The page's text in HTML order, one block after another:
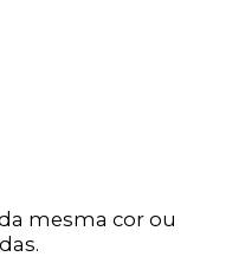
mesma cor ou